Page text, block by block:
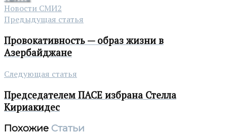
Новости СМИ2
Предыдущая статья
Провокативность — образ жизни в
Азербайджане
Следующая статья
Председателем ПАСЕ избрана Стелла
Кириакидес
Похожие Статьи